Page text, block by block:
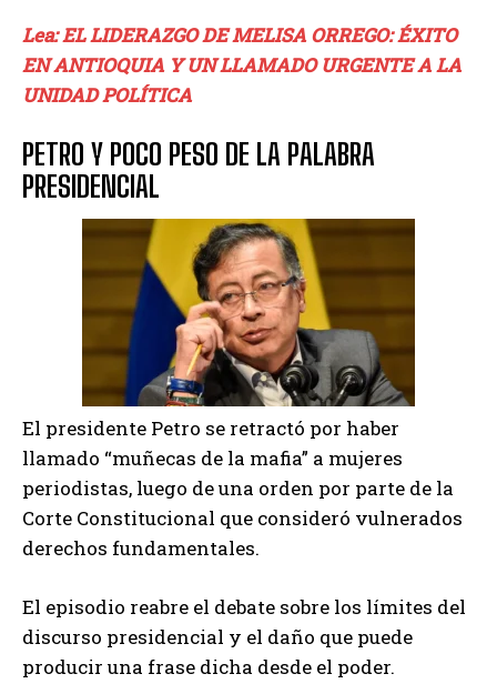
Lea: EL LIDERAZGO DE MELISA ORREGO: ÉXITO
EN ANTIOQUIA Y UN LLAMADO URGENTE A LA
UNIDAD POLÍTICA
PETRO Y POCO PESO DE LA PALABRA
PRESIDENCIAL
El presidente Petro se retractó por haber
llamado “muñecas de la mafia” a mujeres
periodistas, luego de una orden por parte de la
Corte Constitucional que consideró vulnerados
derechos fundamentales.
El episodio reabre el debate sobre los límites del
discurso presidencial y el daño que puede
producir una frase dicha desde el poder.